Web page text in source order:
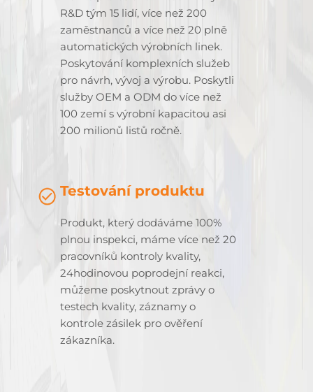
R&D tým 15 lidí, více než 200
zaměstnanců a více než 20 plně
automatických výrobních linek.
Poskytování komplexních služeb
pro návrh, vývoj a výrobu. Poskytli
služby OEM a ODM do více než
100 zemí s výrobní kapacitou asi
200 milionů listů ročně.
Testování produktu
Produkt, který dodáváme 100%
plnou inspekci, máme více než 20
pracovníků kontroly kvality,
24hodinovou poprodejní reakci,
můžeme poskytnout zprávy o
testech kvality, záznamy o
kontrole zásilek pro ověření
zákazníka.